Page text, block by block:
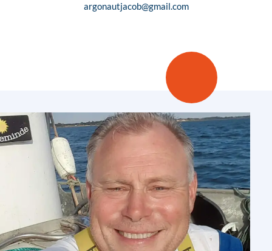
argonautjacob@gmail.com